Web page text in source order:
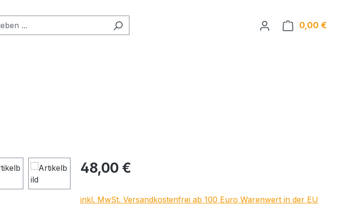
0,00 €
Regulärer Preis:
48,00 €
inkl. MwSt. Versandkostenfrei ab 100 Euro Warenwert in der EU